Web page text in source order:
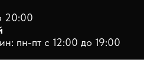
20:00
пн-пт с 12:00 до 19:00